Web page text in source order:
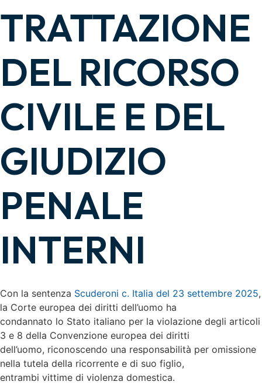
TRATTAZIONE
DEL RICORSO
CIVILE E DEL
GIUDIZIO
PENALE
INTERNI
Con la sentenza Scuderoni c. Italia del 23 settembre 2025,
la Corte europea dei diritti dell’uomo ha
condannato lo Stato italiano per la violazione degli articoli
3 e 8 della Convenzione europea dei diritti
dell’uomo, riconoscendo una responsabilità per omissione
nella tutela della ricorrente e di suo figlio,
entrambi vittime di violenza domestica.